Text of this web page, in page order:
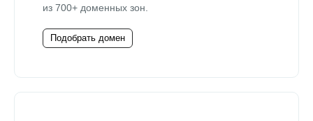
из 700+ доменных зон.
Подобрать домен